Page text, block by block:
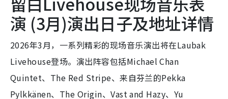
演 (3月)演出日子及地址详情
2026年3月，一系列精彩的现场音乐演出将在Laubak
Livehouse登场。演出阵容包括Michael Chan
Quintet、The Red Stripe、来自芬兰的Pekka
Pylkkänen、The Origin、Vast and Hazy、Yu